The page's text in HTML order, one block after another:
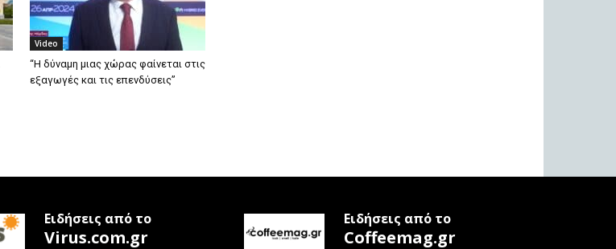
Video
“H δύναμη μιας χώρας φαίνεται στις
εξαγωγές και τις επενδύσεις”
Ειδήσεις από το
Virus.com.gr
Ειδήσεις από το
Coffeemag.gr